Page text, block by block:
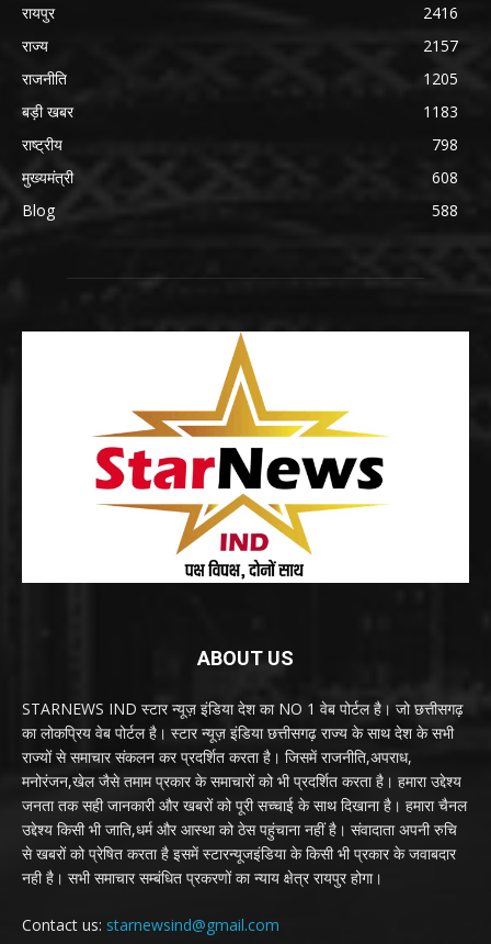
रायपुर
2416
राज्य
2157
राजनीति
1205
बड़ी खबर
1183
राष्ट्रीय
798
मुख्यमंत्री
608
Blog
588
ABOUT US
STARNEWS IND स्टार न्यूज़ इंडिया देश का NO 1 वेब पोर्टल है। जो छत्तीसगढ़
का लोकप्रिय वेब पोर्टल है। स्टार न्यूज़ इंडिया छत्तीसगढ़ राज्य के साथ देश के सभी
राज्यों से समाचार संकलन कर प्रदर्शित करता है। जिसमें राजनीति,अपराध,
मनोरंजन,खेल जैसे तमाम प्रकार के समाचारों को भी प्रदर्शित करता है। हमारा उद्देश्य
जनता तक सही जानकारी और खबरों को पूरी सच्चाई के साथ दिखाना है। हमारा चैनल
उद्देश्य किसी भी जाति,धर्म और आस्था को ठेस पहुंचाना नहीं है। संवादाता अपनी रुचि
से खबरों को प्रेषित करता है इसमें स्टारन्यूजइंडिया के किसी भी प्रकार के जवाबदार
नही है। सभी समाचार सम्बंधित प्रकरणों का न्याय क्षेत्र रायपुर होगा।
Contact us: starnewsind@gmail.com